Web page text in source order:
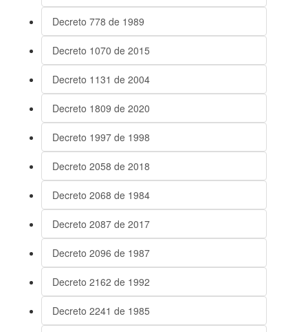
Decreto 778 de 1989
Decreto 1070 de 2015
Decreto 1131 de 2004
Decreto 1809 de 2020
Decreto 1997 de 1998
Decreto 2058 de 2018
Decreto 2068 de 1984
Decreto 2087 de 2017
Decreto 2096 de 1987
Decreto 2162 de 1992
Decreto 2241 de 1985